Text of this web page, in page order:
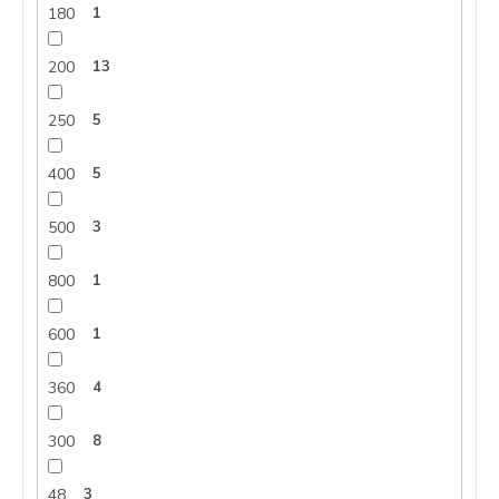
180 1
200 13
250 5
400 5
500 3
800 1
600 1
360 4
300 8
3